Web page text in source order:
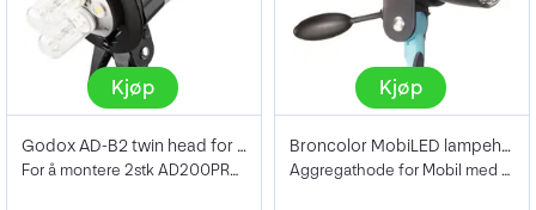
Kjøp
Godox AD-B2 twin head for AD200
For å montere 2stk AD200PRO II sammen
Kjøp
Broncolor MobiLED lampehode komplett
Aggregathode for Mobil med LED innst.lys